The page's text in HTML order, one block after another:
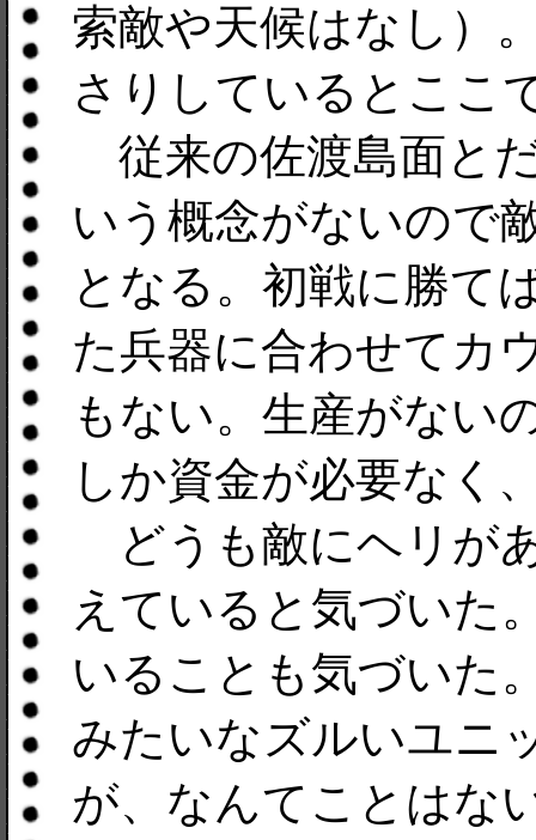
索敵や天候はなし）
さりしているとここ
従来の佐渡島面と
いう概念がないので
となる。初戦に勝て
た兵器に合わせてカ
もない。生産がない
しか資金が必要なく
どうも敵にヘリが
えていると気づいた
いることも気づいた
みたいなズルいユニ
が、なんてことはな